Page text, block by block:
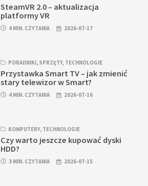
SteamVR 2.0 – aktualizacja
platformy VR
4 MIN. CZYTANIA 2026-07-17
PORADNIKI, SPRZĘTY, TECHNOLOGIE
Przystawka Smart TV – jak zmienić
stary telewizor w Smart?
4 MIN. CZYTANIA 2026-07-16
KOMPUTERY, TECHNOLOGIE
Czy warto jeszcze kupować dyski
HDD?
3 MIN. CZYTANIA 2026-07-15